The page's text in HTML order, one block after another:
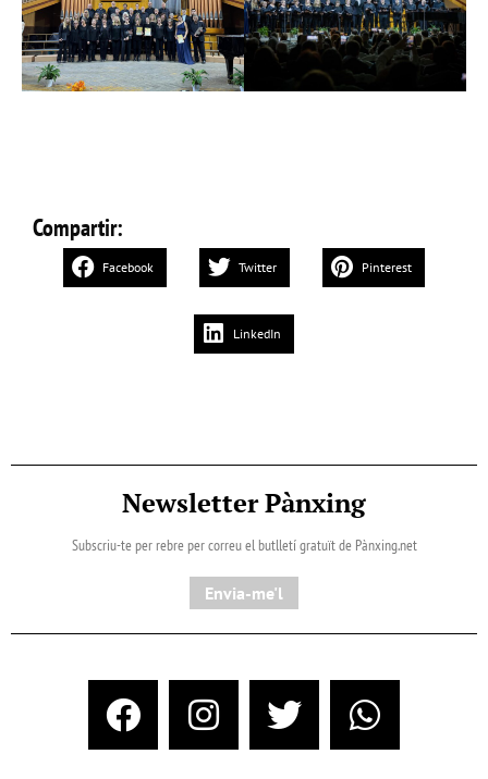
Compartir:
Facebook Twitter Pinterest
LinkedIn
Newsletter Pànxing
Subscriu-te per rebre per correu el butlletí gratuït de Pànxing.net​
Envia-me'l